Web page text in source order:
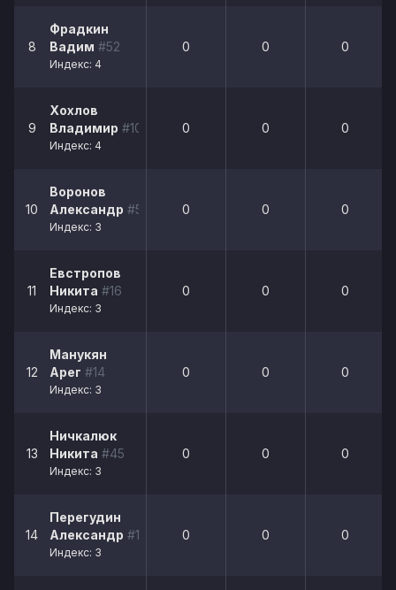
8
Фрадкин
Вадим #52
Индекс: 4
0 0 0
9
Хохлов
Владимир #10
Индекс: 4
0 0 0
10
Воронов
Александр #55
Индекс: 3
0 0 0
11
Евстропов
Никита #16
Индекс: 3
0 0 0
12
Манукян
Арег #14
Индекс: 3
0 0 0
13
Ничкалюк
Никита #45
Индекс: 3
0 0 0
14
Перегудин
Александр #17
Индекс: 3
0 0 0